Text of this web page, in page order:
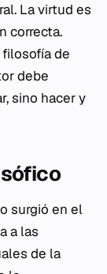
La virtud es
correcta.
de
debe
sino hacer y
surgió en el
a las
de la